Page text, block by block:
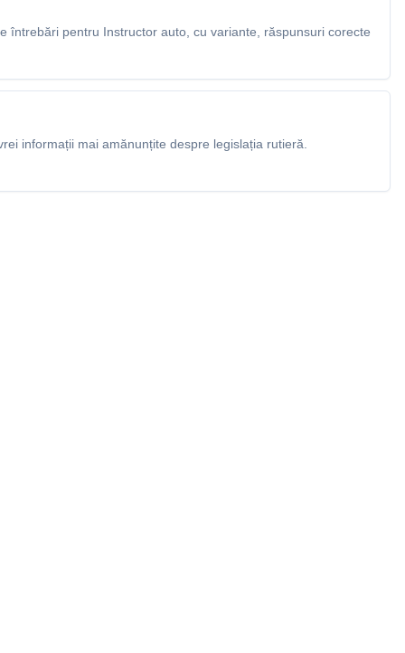
întrebări pentru Instructor auto, cu variante, răspunsuri corecte
informații mai amănunțite despre legislația rutieră.